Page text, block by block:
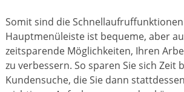
Somit sind die
Hauptmenüleiste ist bequeme, aber
zeitsparende Möglichkeiten, Ihren
zu verbessern. So sparen Sie sich Zeit
Kundensuche, die Sie dann